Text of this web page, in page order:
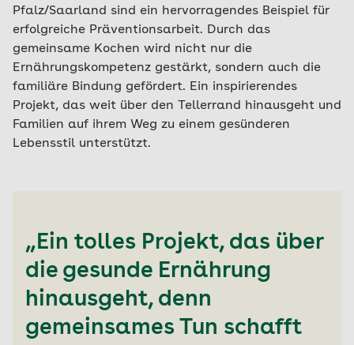
Pfalz/Saarland sind ein hervorragendes Beispiel für
erfolgreiche Präventionsarbeit. Durch das
gemeinsame Kochen wird nicht nur die
Ernährungskompetenz gestärkt, sondern auch die
familiäre Bindung gefördert. Ein inspirierendes
Projekt, das weit über den Tellerrand hinausgeht und
Familien auf ihrem Weg zu einem gesünderen
Lebensstil unterstützt.
„Ein tolles Projekt, das über
die gesunde Ernährung
hinausgeht, denn
gemeinsames Tun schafft